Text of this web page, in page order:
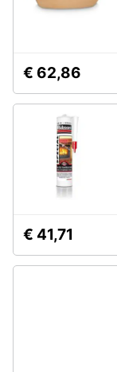
Termoconvettore
Condizionatori
Caminetto
Elettrodomestici
professionali
€ 62,86
€ 41,71